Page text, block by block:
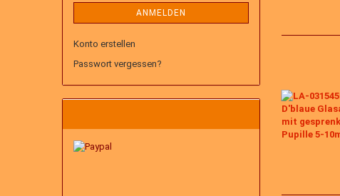
ANMELDEN
Konto erstellen
Passwort vergessen?